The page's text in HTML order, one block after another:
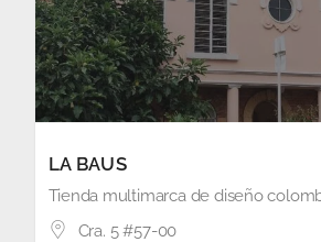
LA BAUS
Tienda multimarca de diseño
Cra. 5 #57-00